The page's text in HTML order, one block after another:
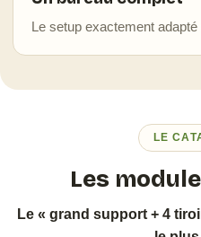
Le setup exactement
LE
Les
Le « grand support + 4